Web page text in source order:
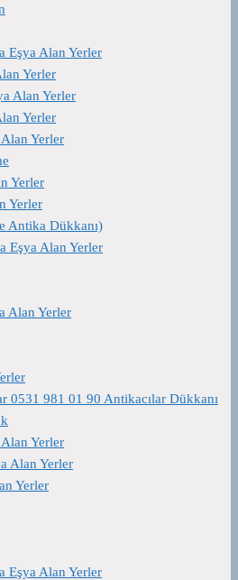
Eşya Alan Yerler
Yerler
Alan Yerler
Yerler
Yerler
Yerler
Yerler
Antika Dükkanı)
Eşya Alan Yerler
Alan Yerler
0531 981 01 90 Antikacılar Dükkanı
Yerler
Alan Yerler
Yerler
Eşya Alan Yerler